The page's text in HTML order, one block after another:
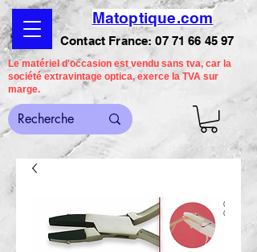
Matoptique.com
Contact France:07 71 66 45 97
Le matériel d'occasion est vendu sans tva, car la
société extravintage optica, exerce la TVA sur
marge.